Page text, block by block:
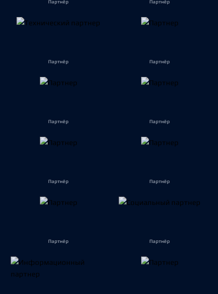
Партнёр Партнёр
Партнёр Партнёр
Партнёр Партнёр
Партнёр Партнёр
Партнёр Партнёр